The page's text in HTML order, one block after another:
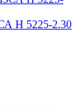
H 5225-2.30